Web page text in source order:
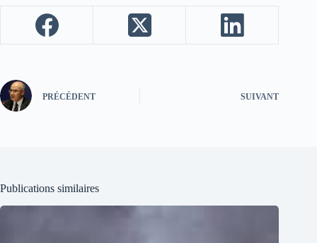
PRÉCÉDENT SUIVANT
Publications similaires